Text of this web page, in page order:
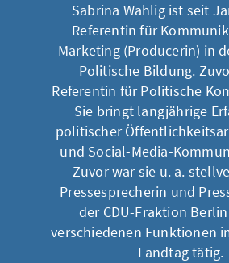
Sabrina Wahlig ist seit
Referentin für
Marketing (Producerin) in
Politische Bildung.
Referentin für Politische
Sie bringt langjährige
politischer
und Social-Media-
Zuvor war sie u. a.
Pressesprecherin und
der CDU-Fraktion
verschiedenen Funktionen
Landtag tätig.